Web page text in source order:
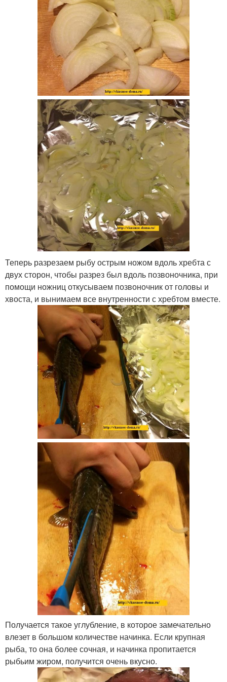
Теперь разрезаем рыбу острым ножом вдоль хребта с
двух сторон, чтобы разрез был вдоль позвоночника, при
помощи ножниц откусываем позвоночник от головы и
хвоста, и вынимаем все внутренности с хребтом вместе.
Получается такое углубление, в которое замечательно
влезет в большом количестве начинка. Если крупная
рыба, то она более сочная, и начинка пропитается
рыбьим жиром, получится очень вкусно.